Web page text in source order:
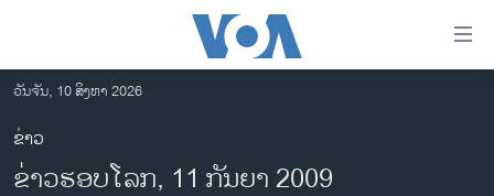
ເຂົ້າ
ຫາ
ຂ້າມ
ຂ້າມ
ລາວ
ວັນຈັນ, 10 ສິງຫາ 2026
ຂ່າວ
ຂ່າວຮອບໂລກ, 11 ກັນຍາ 2009